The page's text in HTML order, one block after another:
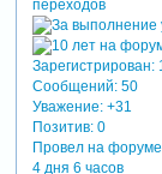
Зарегистрирован:
Сообщений:50
Уважение: +31
Позитив: 0
Провел на
4 дня 6 часов